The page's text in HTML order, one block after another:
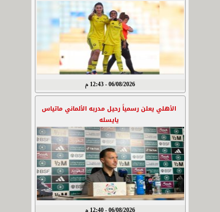
06/08/2026 - 12:43 م
الأهلي يعلن رسمياً رحيل مدربه الألماني ماتياس
يايسله